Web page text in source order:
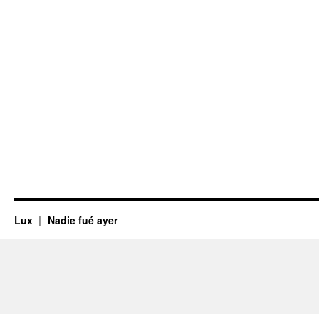
Lux Nadie fué ayer